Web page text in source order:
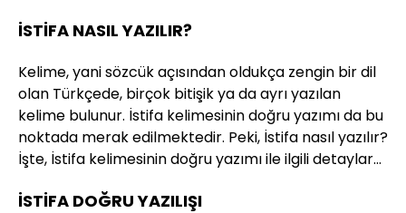
İSTİFA NASIL YAZILIR?
Kelime, yani sözcük açısından oldukça zengin bir dil
olan Türkçede, birçok bitişik ya da ayrı yazılan
kelime bulunur. İstifa kelimesinin doğru yazımı da bu
noktada merak edilmektedir. Peki, İstifa nasıl yazılır?
İşte, İstifa kelimesinin doğru yazımı ile ilgili detaylar…
İSTİFA DOĞRU YAZILIŞI